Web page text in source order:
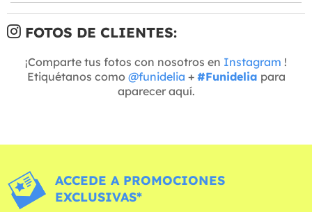
FOTOS DE CLIENTES:
¡Comparte tus fotos con nosotros en Instagram !
Etiquétanos como @funidelia + #Funidelia para
aparecer aquí.
ACCEDE A PROMOCIONES
EXCLUSIVAS*